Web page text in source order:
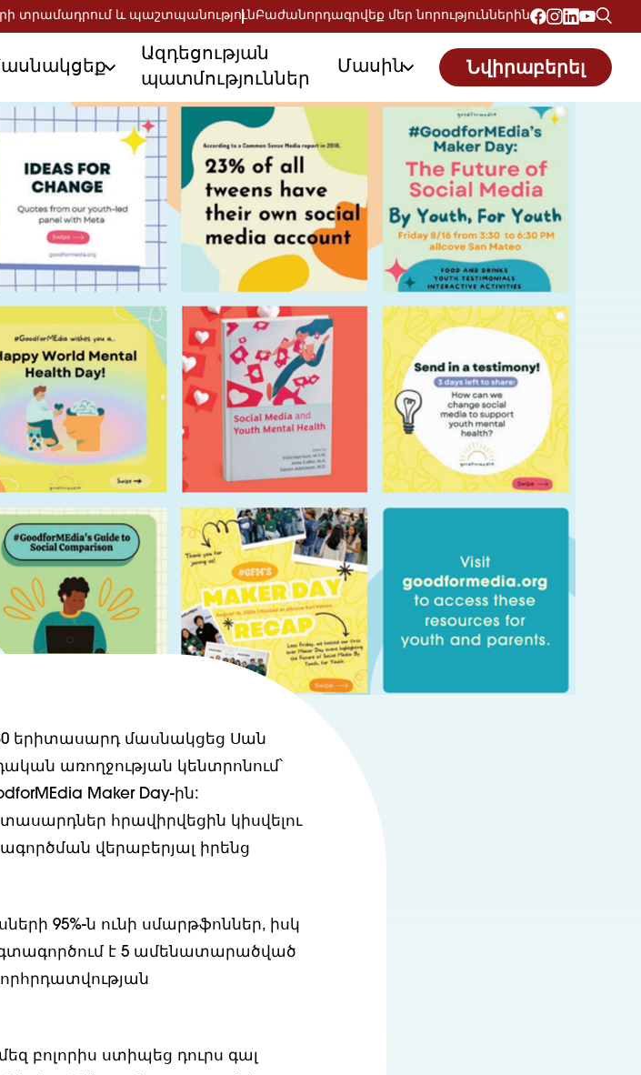
տրամադրում և պաշտպանությունԲաժանորդագրվեք մեր նորություններին
Ազդեցության
պատմություններ
Մասին Նվիրաբերել
երիտասարդ մասնակցեց Սան
առողջության կենտրոնում՝
Maker Day-ին:
հրավիրվեցին կիսվելու
վերաբերյալ իրենց
95%-ն ունի սմարթֆոններ, իսկ
է 5 ամենատարածված
բոլորիս ստիպեց դուրս գալ